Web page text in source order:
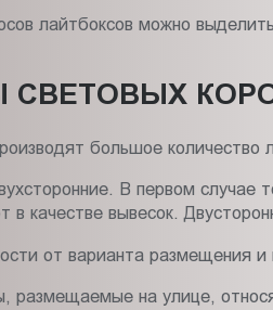
лайтбоксов можно
СВЕТОВЫХ
большое
В первом случае
в качестве вывесок.
от варианта размещения
размещаемые на улице,